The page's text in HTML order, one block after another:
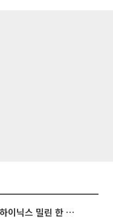
[베스트&워스트] 삼성전자·SK하이닉스 밀린 한 주…상상인증권은 85% 급등